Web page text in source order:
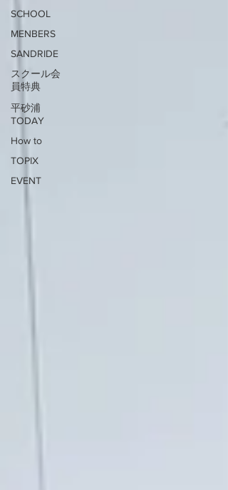
SCHOOL
MENBERS
SANDRIDE
スクール会
員特典
平砂浦
TODAY
How to
TOPIX
EVENT